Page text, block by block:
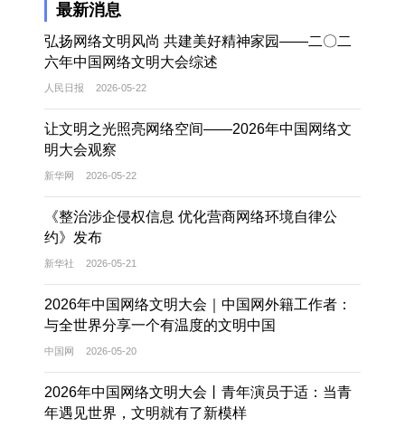
最新消息
弘扬网络文明风尚 共建美好精神家园——二〇二
六年中国网络文明大会综述
人民日报 2026-05-22
让文明之光照亮网络空间——2026年中国网络文
明大会观察
新华网 2026-05-22
《整治涉企侵权信息 优化营商网络环境自律公
约》发布
新华社 2026-05-21
2026年中国网络文明大会｜中国网外籍工作者：
与全世界分享一个有温度的文明中国
中国网 2026-05-20
2026年中国网络文明大会丨青年演员于适：当青
年遇见世界，文明就有了新模样